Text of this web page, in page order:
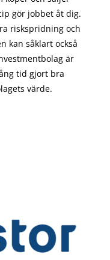
görjobbet åt dig.
riskspridning och
kan såklart också
är
tid gjort bra
värde.